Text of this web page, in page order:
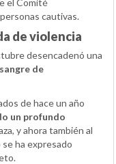
cautivas.
de violencia
desencadenó una
de
de hace un año
un profundo
y ahora también al
ha expresado